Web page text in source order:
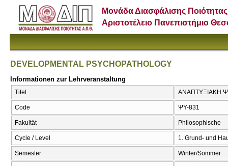
Μονάδα Διασφάλισης Ποιότητας
Αριστοτέλειο Πανεπιστήμιο
DEVELOPMENTAL PSYCHOPATHOLOGY
Informationen zur Lehrveranstaltung
Titel ΑΝΑΠΤΥΞΙΑΚΗ
Code ΨΥ-831
Fakultät Philosophische
Cycle / Level 1. Grund- und
Semester Winter/Sommer